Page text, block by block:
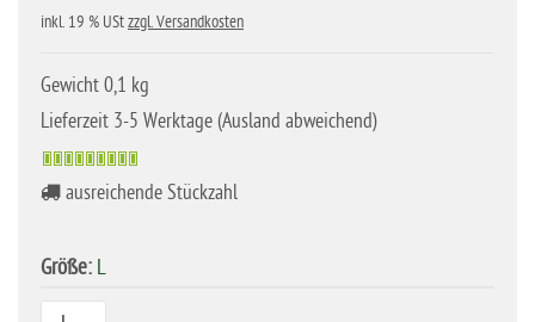
inkl. 19 % UStzzgl. Versandkosten
Gewicht 0,1 kg
Lieferzeit 3-5 Werktage (Ausland abweichend)
ausreichende Stückzahl
Größe: L